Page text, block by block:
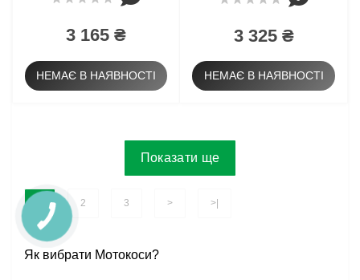
3 165 ₴
НЕМАЄ В НАЯВНОСТІ
3 325 ₴
НЕМАЄ В НАЯВНОСТІ
Показати ще
2 3 > >|
Як вибрати Мотокоси?